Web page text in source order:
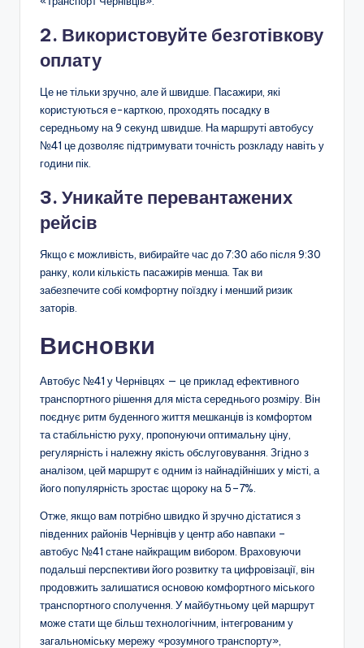
2. Використовуйте безготівкову
оплату
Це не тільки зручно, але й швидше. Пасажири, які
користуються е-карткою, проходять посадку в
середньому на 9 секунд швидше. На маршруті автобусу
№41 це дозволяє підтримувати точність розкладу навіть у
години пік.
3. Уникайте перевантажених
рейсів
Якщо є можливість, вибирайте час до 7:30 або після 9:30
ранку, коли кількість пасажирів менша. Так ви
забезпечите собі комфортну поїздку і менший ризик
заторів.
Висновки
Автобус №41 у Чернівцях — це приклад ефективного
транспортного рішення для міста середнього розміру. Він
поєднує ритм буденного життя мешканців із комфортом
та стабільністю руху, пропонуючи оптимальну ціну,
регулярність і належну якість обслуговування. Згідно з
аналізом, цей маршрут є одним із найнадійніших у місті, а
його популярність зростає щороку на 5–7%.
Отже, якщо вам потрібно швидко й зручно дістатися з
південних районів Чернівців у центр або навпаки –
автобус №41 стане найкращим вибором. Враховуючи
подальші перспективи його розвитку та цифровізації, він
продовжить залишатися основою комфортного міського
транспортного сполучення. У майбутньому цей маршрут
може стати ще більш технологічним, інтегрованим у
загальноміську мережу «розумного транспорту»,